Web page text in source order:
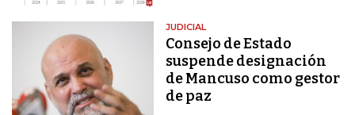
JUDICIAL
Consejo de Estado
suspende designación
de Mancuso como gestor
de paz